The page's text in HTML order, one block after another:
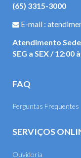
(65) 3315-3000
E-mail :
Atendimento
SEG a SEX / 12:00
FAQ
Perguntas Frequentes
SERVIÇOS
Ouvidoria